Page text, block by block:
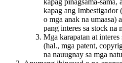
kapag pinagsama-sama,
kapag ang Imbestigador
o mga anak na umaasa)
pang interes sa stock na
Mga karapatan at
(hal., mga patent,
na nauugnay sa mga